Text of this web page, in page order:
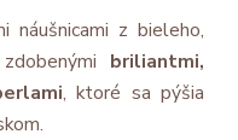
náušnicami z bieleho,
briliantmi,
, ktoré sa pýšia